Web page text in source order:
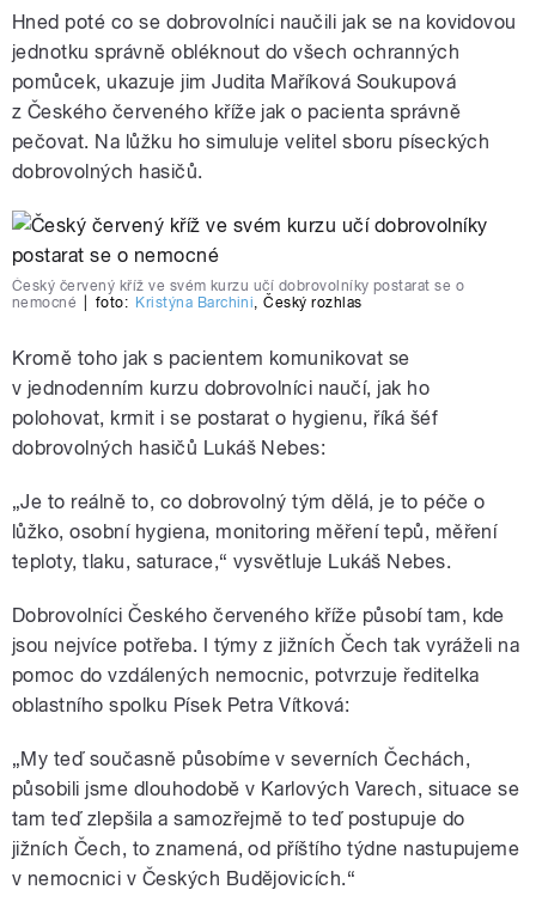
Hned poté co se dobrovolníci naučili jak se na kovidovou
jednotku správně obléknout do všech ochranných
pomůcek, ukazuje jim Judita Maříková Soukupová
z Českého červeného kříže jak o pacienta správně
pečovat. Na lůžku ho simuluje velitel sboru píseckých
dobrovolných hasičů.
Český červený kříž ve svém kurzu učí dobrovolníky postarat se o
nemocné
foto: Kristýna Barchini,Český rozhlas
Kromě toho jak s pacientem komunikovat se
v jednodenním kurzu dobrovolníci naučí, jak ho
polohovat, krmit i se postarat o hygienu, říká šéf
dobrovolných hasičů Lukáš Nebes:
„Je to reálně to, co dobrovolný tým dělá, je to péče o
lůžko, osobní hygiena, monitoring měření tepů, měření
teploty, tlaku, saturace,“ vysvětluje Lukáš Nebes.
Dobrovolníci Českého červeného kříže působí tam, kde
jsou nejvíce potřeba. I týmy z jižních Čech tak vyráželi na
pomoc do vzdálených nemocnic, potvrzuje ředitelka
oblastního spolku Písek Petra Vítková:
„My teď současně působíme v severních Čechách,
působili jsme dlouhodobě v Karlových Varech, situace se
tam teď zlepšila a samozřejmě to teď postupuje do
jižních Čech, to znamená, od příštího týdne nastupujeme
v nemocnici v Českých Budějovicích.“